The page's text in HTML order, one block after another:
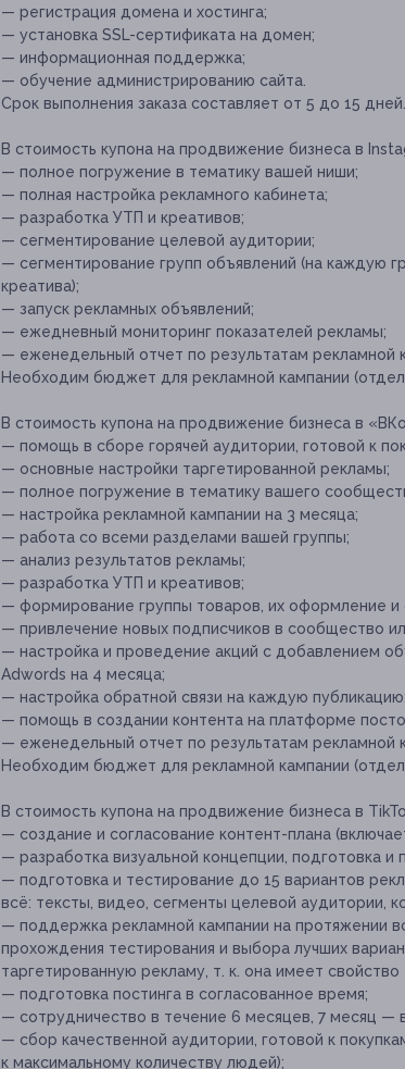
— регистрация домена и хостинга;
— установка SSL-сертификата на домен;
— информационная поддержка;
— обучение администрированию сайта.
Срок выполнения заказа составляет от 5 до 15 дней.
В стоимость купона на продвижение бизнеса в
— полное погружение в тематику вашей ниши;
— полная настройка рекламного кабинета;
— разработка УТП и креативов;
— сегментирование целевой аудитории;
— сегментирование групп объявлений (на каждую
креатива);
— запуск рекламных объявлений;
— ежедневный мониторинг показателей рекламы;
— еженедельный отчет по результатам рекламной
Необходим бюджет для рекламной кампании
В стоимость купона на продвижение бизнеса в
— помощь в сборе горячей аудитории, готовой к
— основные настройки таргетированной рекламы;
— полное погружение в тематику вашего
— настройка рекламной кампании на 3 месяца;
— работа со всеми разделами вашей группы;
— анализ результатов рекламы;
— разработка УТП и креативов;
— формирование группы товаров, их оформление и
— привлечение новых подписчиков в сообщество
— настройка и проведение акций с добавлением
Adwords на 4 месяца;
— настройка обратной связи на каждую публикацию;
— помощь в создании контента на платформе
— еженедельный отчет по результатам рекламной
Необходим бюджет для рекламной кампании
В стоимость купона на продвижение бизнеса в
— создание и согласование контент-плана
— разработка визуальной концепции, подготовка и
— подготовка и тестирование до 15 вариантов
всё: тексты, видео, сегменты целевой аудитории,
— поддержка рекламной кампании на протяжении
прохождения тестирования и выбора лучших
таргетированную рекламу, т. к. она имеет
— подготовка постинга в согласованное время;
— сотрудничество в течение 6 месяцев, 7 месяц —
— сбор качественной аудитории, готовой к
к максимальному количеству людей);